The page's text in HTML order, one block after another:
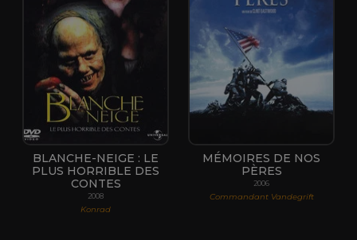
BLANCHE-NEIGE : LE
PLUS HORRIBLE DES
CONTES
2008
Konrad
MÉMOIRES DE NOS
PÈRES
2006
Commandant Vandegrift